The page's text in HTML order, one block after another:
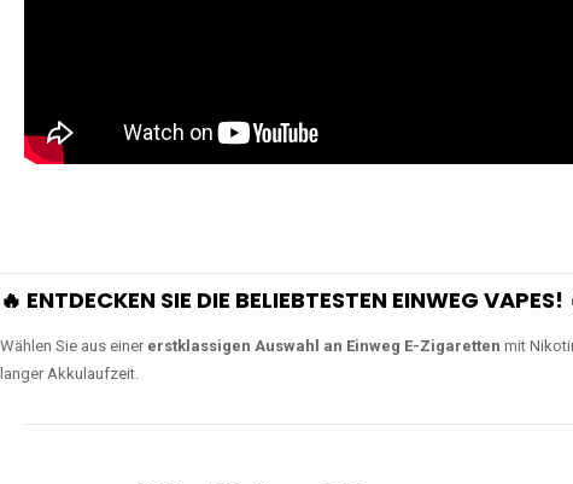
🔥 ENTDECKEN SIE DIE BELIEBTESTEN EINWEG VAPES!
Wählen Sie aus einer erstklassigen Auswahl an Einweg E-Zigaretten mit
langer Akkulaufzeit.